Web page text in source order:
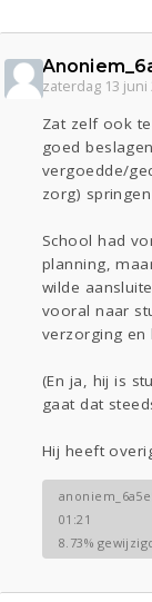
zaterdag 13 juni
Zat zelf ook
goed
vergoedde/
zorg)
School had
planning,
wilde
vooral naar
verzorging en
(En ja, hij is
gaat dat
Hij heeft
01:21
8.73%